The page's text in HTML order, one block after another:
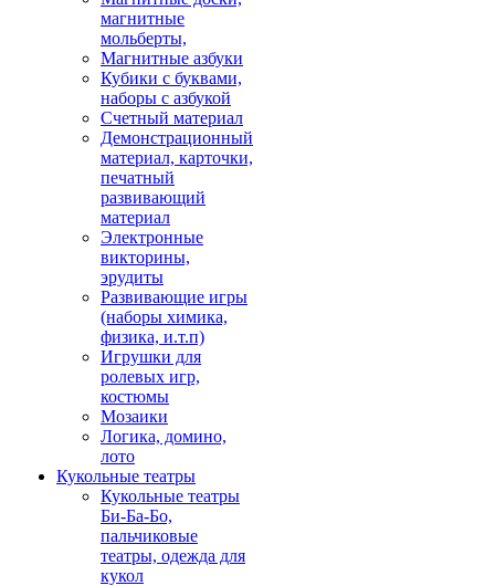
магнитные
мольберты,
Магнитные азбуки
Кубики с буквами,
наборы с азбукой
Счетный материал
Демонстрационный
материал, карточки,
печатный
развивающий
материал
Электронные
викторины,
эрудиты
Развивающие игры
(наборы химика,
физика, и.т.п)
Игрушки для
ролевых игр,
костюмы
Мозаики
Логика, домино,
лото
Кукольные театры
Кукольные театры
Би-Ба-Бо,
пальчиковые
театры, одежда для
кукол